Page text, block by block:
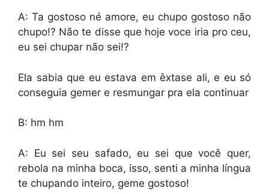
A: Ta gostoso né amore, eu chupo gostoso não
chupo!? Não te disse que hoje voce iria pro ceu,
eu sei chupar não sei!?
Ela sabia que eu estava em êxtase ali, e eu só
conseguia gemer e resmungar pra ela continuar
B: hm hm
A: Eu sei seu safado, eu sei que você quer,
rebola na minha boca, isso, senti a minha língua
te chupando inteiro, geme gostoso!